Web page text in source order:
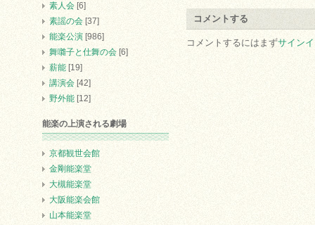
コメントする
コメントするにはまずサイン
素人会 [6]
素謡の会 [37]
能楽公演 [986]
舞囃子と仕舞の会 [6]
薪能 [19]
講演会 [42]
野外能 [12]
能楽の上演される劇場
京都観世会館
金剛能楽堂
大槻能楽堂
大阪能楽会館
山本能楽堂